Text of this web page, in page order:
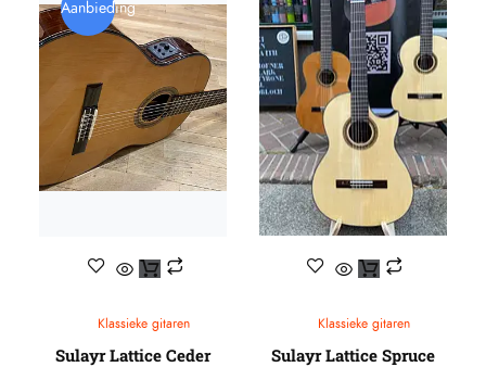
Baton Rouge
Randon
Reis gitaren
Beginners gitaren
Beginners gitaren
Elixir
Knobloch
Stemapparaten
Guitar straps
Gitaartassen / koffers / Gig-bags / Cases
Standaards
Headway Music Audio
Aanbieding
Klassieke gitaren
Sulayr Lattice Ceder
Klassieke gitaren
Sulayr Lattice Spruce